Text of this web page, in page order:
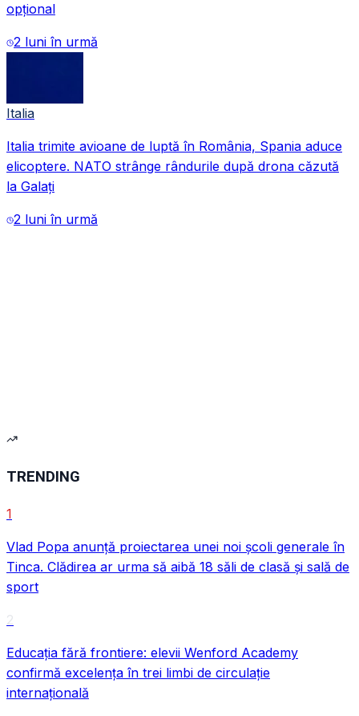
VIDEO
VIDEO
opțional
2 luni în urmă
Italia
Italia trimite avioane de luptă în România, Spania aduce
elicoptere. NATO strânge rândurile după drona căzută
la Galați
2 luni în urmă
TRENDING
1
Vlad Popa anunță proiectarea unei noi școli generale în
Tinca. Clădirea ar urma să aibă 18 săli de clasă și sală de
sport
2
Educația fără frontiere: elevii Wenford Academy
confirmă excelența în trei limbi de circulație
internațională